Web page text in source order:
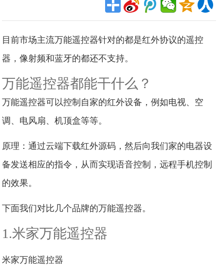
目前市场主流万能遥控器针对的都是红外协议的遥控
器，像射频和蓝牙的都还不支持。
万能遥控器都能干什么？
万能遥控器可以控制自家的红外设备，例如电视、空
调、电风扇、机顶盒等等。
原理：通过云端下载红外源码，然后向我们家的电器设
备发送相应的指令，从而实现语音控制，远程手机控制
的效果。
下面我们对比几个品牌的万能遥控器。
1.米家万能遥控器
米家万能遥控器